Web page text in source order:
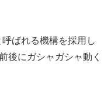
ばれる機構を採用し
後にガシャガシャ動く